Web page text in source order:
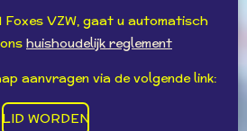
Foxes VZW, gaat u automatisch
huishoudelijk reglement
aanvragen via de volgende link:
LID WORDEN